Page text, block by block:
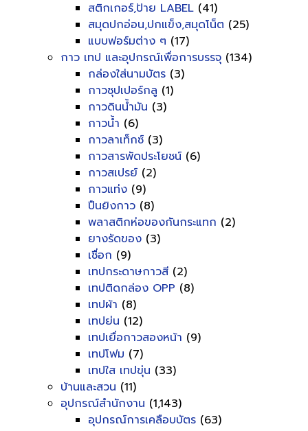
สติกเกอร์,ป้าย LABEL (41)
สมุดปกอ่อน,ปกแข็ง,สมุดโน็ต (25)
แบบฟอร์มต่าง ๆ (17)
กาว เทป และอุปกรณ์เพื่อการบรรจุ (134)
กล่องใส่นามบัตร (3)
กาวซุปเปอร์กลู (1)
กาวดินน้ำมัน (3)
กาวน้ำ (6)
กาวลาเท็กซ์ (3)
กาวสารพัดประโยชน์ (6)
กาวสเปรย์ (2)
กาวแท่ง (9)
ปืนยิงกาว (8)
พลาสติกห่อของกันกระแทก (2)
ยางรัดของ (3)
เชื่อก (9)
เทปกระดาษกาวสี (2)
เทปติดกล่อง OPP (8)
เทปผ้า (8)
เทปย่น (12)
เทปเยื่อกาวสองหน้า (9)
เทปโฟม (7)
เทปใส เทปขุ่น (33)
บ้านและสวน (11)
อุปกรณ์สำนักงาน (1,143)
อุปกรณ์การเคลือบบัตร (63)